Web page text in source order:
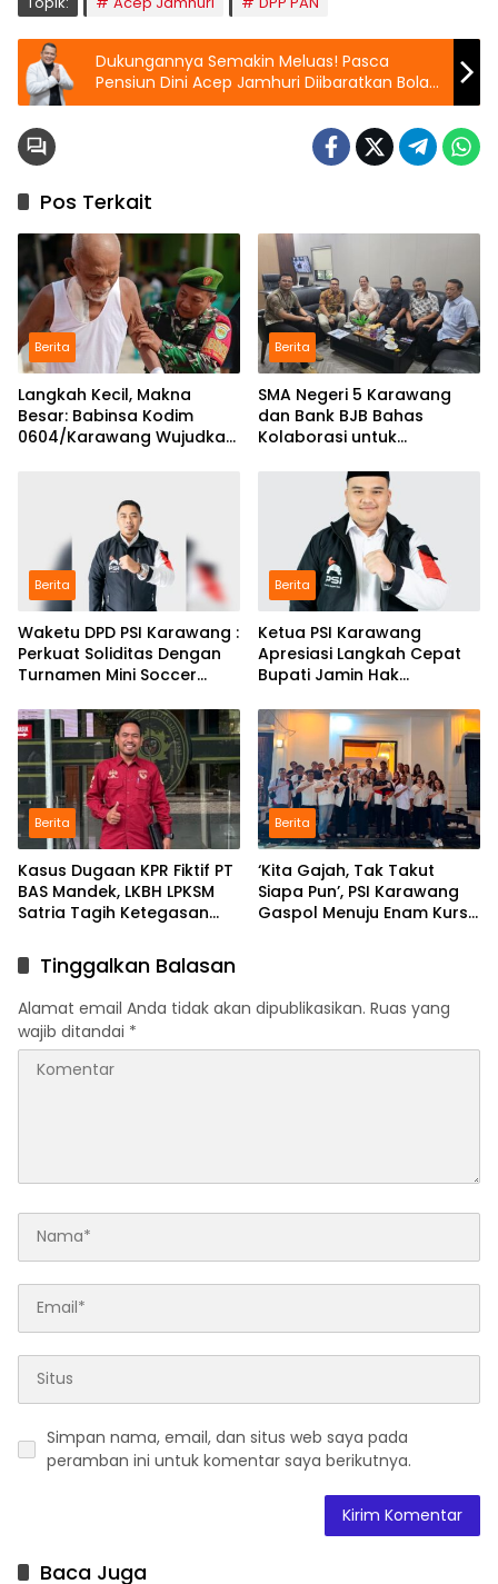
Dukungannya Semakin Meluas! Pasca
Pensiun Dini Acep Jamhuri Diibaratkan Bola
Salju Semakin Bergulir Kian Membesar
Pos Terkait
Berita
Langkah Kecil, Makna
Besar: Babinsa Kodim
0604/Karawang Wujudkan
Berita
SMA Negeri 5 Karawang
dan Bank BJB Bahas
Kolaborasi untuk
Berita
Waketu DPD PSI Karawang :
Perkuat Soliditas Dengan
Turnamen Mini Soccer
Berita
Ketua PSI Karawang
Apresiasi Langkah Cepat
Bupati Jamin Hak
Berita
Kasus Dugaan KPR Fiktif PT
BAS Mandek, LKBH LPKSM
Satria Tagih Ketegasan
Berita
‘Kita Gajah, Tak Takut
Siapa Pun’, PSI Karawang
Gaspol Menuju Enam Kursi
Tinggalkan Balasan
Alamat email Anda tidak akan dipublikasikan. Ruas yang
wajib ditandai *
Simpan nama, email, dan situs web saya pada
peramban ini untuk komentar saya berikutnya.
Baca Juga